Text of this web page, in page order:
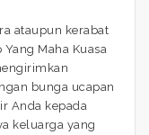
ataupun kerabat
Maha Kuasa
bunga ucapan
Anda kepada
keluarga yang